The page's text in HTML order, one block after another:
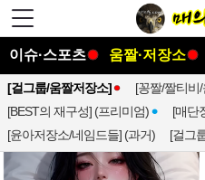
이슈·스포츠 움짤·저장소
[걸그룹/움짤저장소]
[꽁짤/짤티비
[BEST의 재구성] (프리미엄)
[매단
[윤아저장소/네임드들] (과거)
[걸그